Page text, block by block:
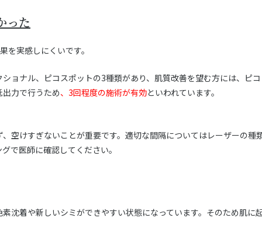
った
を実感しにくいです。
ョナル、ピコスポットの3種類があり、肌質改善を望む方には、ピ
力で行うため、3回程度の施術が有効といわれています。
空けすぎないことが重要です。適切な間隔についてはレーザーの種
で医師に確認してください。
沈着や新しいシミができやすい状態になっています。そのため肌に